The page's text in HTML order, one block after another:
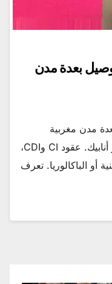
بعدة مدن
مدن مغربية
(الرشيدية، سلا، طنجة – أصيلة) عبر أنابيك. عقود CI وCDI،
أو الباكالوريا. تعرف